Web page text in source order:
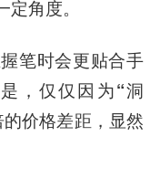
角度。
笔时会更贴合手
，仅仅因为“洞
价格差距，显然